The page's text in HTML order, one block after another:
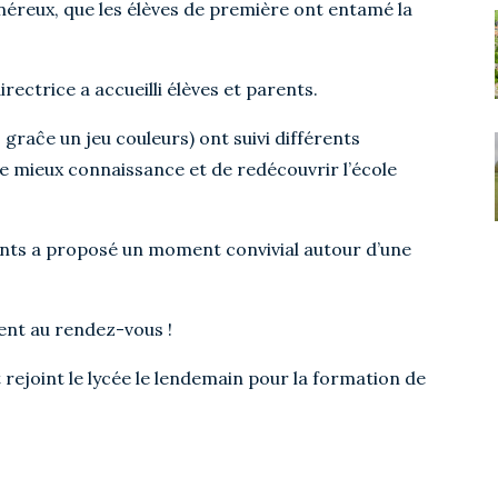
que les élèves de première ont entamé la
a accueilli élèves et parents.
un jeu couleurs) ont suivi différents
connaissance et de redécouvrir l’école
a proposé un moment convivial autour d’une
au rendez-vous !
rejoint le lycée le lendemain pour la formation de